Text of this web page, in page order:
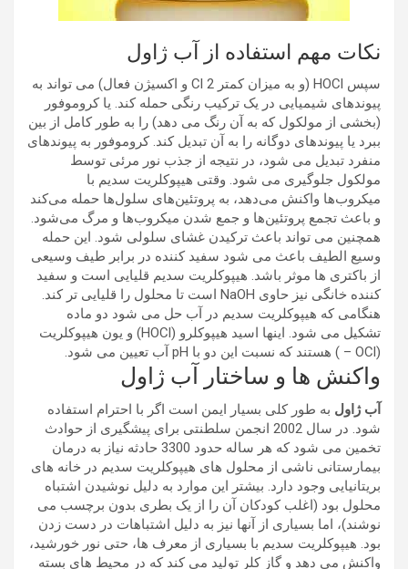
نکات مهم استفاده از آب ژاول
سپس HOCl (و به میزان کمتر Cl 2 و اکسیژن فعال) می تواند به
پیوندهای شیمیایی در یک ترکیب رنگی حمله کند. یا کروموفور
(بخشی از مولکول که به آن رنگ می دهد) را به طور کامل از بین
ببرد یا پیوندهای دوگانه را به آن تبدیل کند. کروموفور به پیوندهای
منفرد تبدیل می شود، در نتیجه از جذب نور مرئی توسط
مولکول جلوگیری می شود. وقتی هیپوکلریت سدیم با
میکروب‌ها واکنش می‌دهد، به پروتئین‌های سلول‌ها حمله می‌کند
و باعث تجمع پروتئین‌ها و جمع شدن میکروب‌ها و مرگ می‌شود.
همچنین می تواند باعث ترکیدن غشای سلولی شود. این حمله
وسیع الطیف باعث می شود سفید کننده در برابر طیف وسیعی
از باکتری ها موثر باشد. هیپوکلریت سدیم قلیایی است و سفید
کننده خانگی نیز حاوی NaOH است تا محلول را قلیایی تر کند.
هنگامی که هیپوکلریت سدیم در آب حل می شود دو ماده
تشکیل می شود. اینها اسید هیپوکلرو (HOCl) و یون هیپوکلریت
(OCl – ) هستند که نسبت این دو با pH آب تعیین می شود.
واکنش ها و ساختار آب ژاول
آب ژاول به طور کلی بسیار ایمن است اگر با احترام استفاده
شود. در سال 2002 انجمن سلطنتی برای پیشگیری از حوادث
تخمین می شود که هر ساله حدود 3300 حادثه نیاز به درمان
بیمارستانی ناشی از محلول های هیپوکلریت سدیم در خانه های
بریتانیایی وجود دارد. بیشتر این موارد به دلیل نوشیدن اشتباه
محلول بود (اغلب کودکان آن را از یک بطری بدون برچسب می
نوشند)، اما بسیاری از آنها نیز به دلیل اشتباهات در دست زدن
بود. هیپوکلریت سدیم با بسیاری از معرف ها، حتی نور خورشید،
واکنش می دهد و گاز کلر تولید می کند که در محیط های بسته